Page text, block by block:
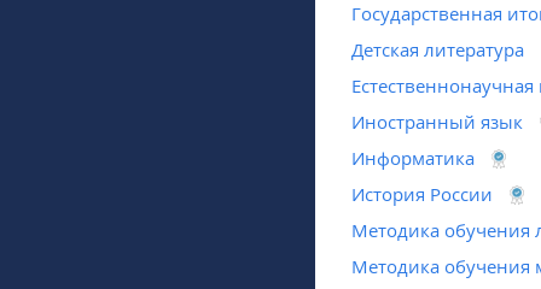
Государственная
Детская литература
Иностранный язык
Информатика
История России
Методика обучения
Методика обучения